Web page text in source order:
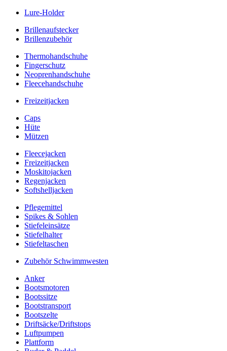
Lure-Holder
Brillenaufstecker
Brillenzubehör
Thermohandschuhe
Fingerschutz
Neoprenhandschuhe
Fleecehandschuhe
Freizeitjacken
Caps
Hüte
Mützen
Fleecejacken
Freizeitjacken
Moskitojacken
Regenjacken
Softshelljacken
Pflegemittel
Spikes & Sohlen
Stiefeleinsätze
Stiefelhalter
Stiefeltaschen
Zubehör Schwimmwesten
Anker
Bootsmotoren
Bootssitze
Bootstransport
Bootszelte
Driftsäcke/Driftstops
Luftpumpen
Plattform